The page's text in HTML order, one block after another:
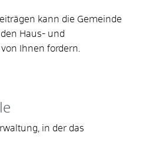
kann die Gemeinde
Haus- und
Ihnen fordern.
in der das